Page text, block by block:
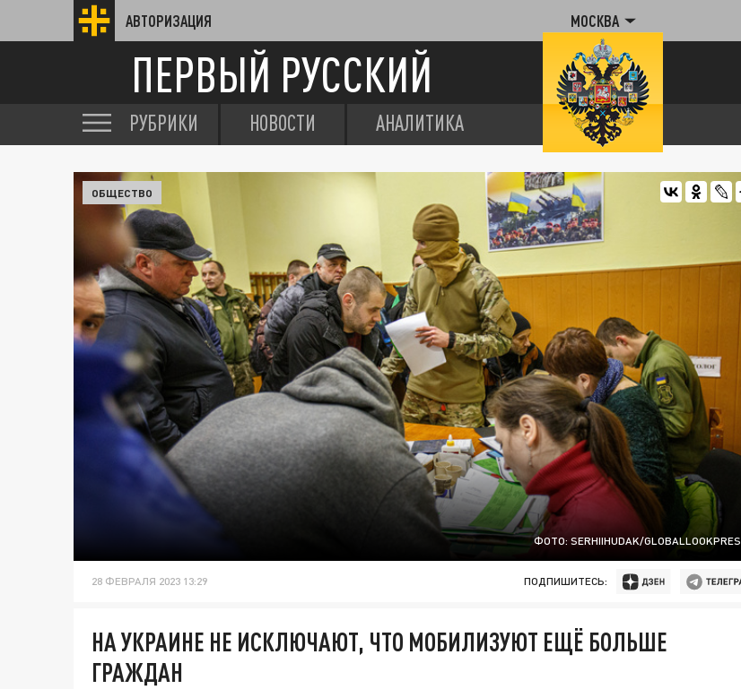
АВТОРИЗАЦИЯ МОСКВА
ПЕРВЫЙ РУССКИЙ
РУБРИКИ НОВОСТИ АНАЛИТИКА
ФОТО: SERHIIHUDAK/
ОБЩЕСТВО
28 ФЕВРАЛЯ 2023 13:29 ПОДПИШИТЕСЬ:
НА УКРАИНЕ НЕ ИСКЛЮЧАЮТ, ЧТО МОБИЛИЗУЮТ ЕЩЁ БОЛЬШЕ
ГРАЖДАН